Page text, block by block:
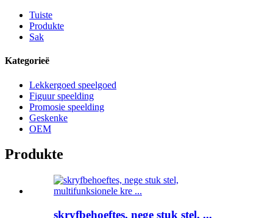
Tuiste
Produkte
Sak
Kategorieë
Lekkergoed speelgoed
Figuur speelding
Promosie speelding
Geskenke
OEM
Produkte
skryfbehoeftes, nege stuk stel, ...